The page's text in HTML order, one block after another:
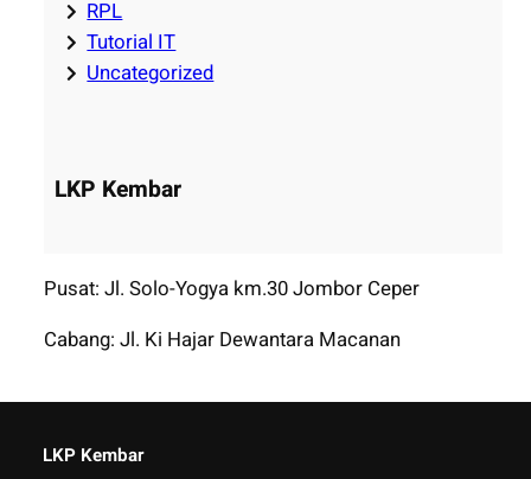
RPL
Tutorial IT
Uncategorized
LKP Kembar
Pusat: Jl. Solo-Yogya km.30 Jombor Ceper
Cabang: Jl. Ki Hajar Dewantara Macanan
LKP Kembar